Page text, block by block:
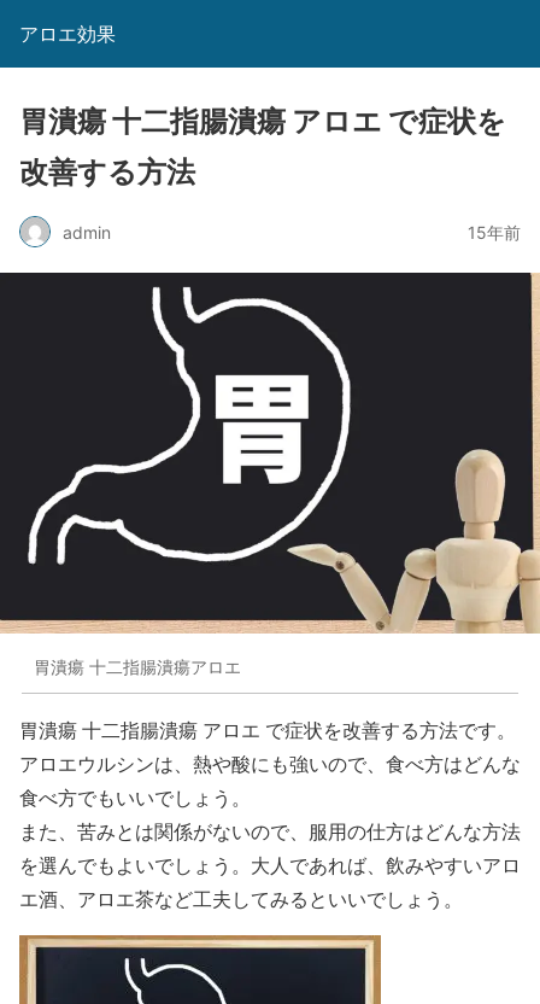
アロエ効果
胃潰瘍 十二指腸潰瘍 アロエ で症状を
改善する方法
admin 15年前
胃潰瘍 十二指腸潰瘍アロエ
胃潰瘍 十二指腸潰瘍 アロエ で症状を改善する方法です。
アロエウルシンは、熱や酸にも強いので、食べ方はどんな
食べ方でもいいでしょう。
また、苦みとは関係がないので、服用の仕方はどんな方法
を選んでもよいでしょう。大人であれば、飲みやすいアロ
エ酒、アロエ茶など工夫してみるといいでしょう。